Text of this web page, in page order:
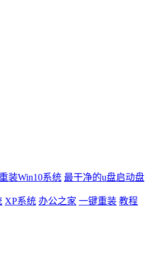
装Win10系统 最干净的u盘启动盘
XP系统 办公之家 一键重装 教程